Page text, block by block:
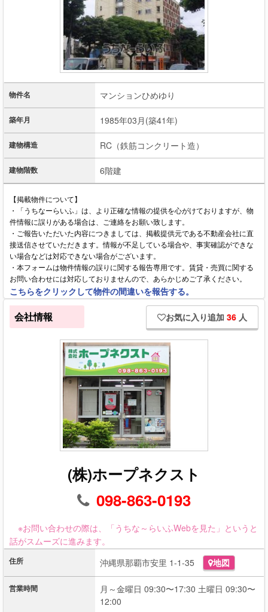
物件名 マンションひめゆり
築年月 1985年03月(築41年)
建物構造 RC（鉄筋コンクリート造）
建物階数 6階建
【掲載物件について】
・「うちなーらいふ」は、より正確な情報の提供を心がけておりますが、物
件情報に誤りがある場合は、ご連絡をお願い致します。
・ご報告いただいた内容につきましては、掲載提供元である不動産会社に直
接送信させていただきます。情報が不足している場合や、事実確認ができな
い場合などは対応できない場合がございます。
・本フォームは物件情報の誤りに関する報告専用です。賃貸・売買に関する
お問い合わせには対応しておりませんので、あらかじめご了承ください。
こちらをクリックして物件の間違いを報告する。
会社情報 お気に入り追加 36 人
(株)ホープネクスト
098-863-0193
※お問い合わせの際は、「うちな～らいふWebを見た」というと
話がスムーズに進みます。
住所 沖縄県那覇市安里 1-1-35 地図
営業時間
月～金曜日 09:30〜17:30 土曜日 09:30〜
12:00